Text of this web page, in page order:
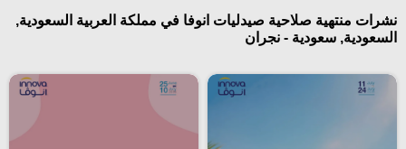
نشرات منتهية صلاحية صيدليات انوفا في مملكة العربية السعودية,
السعودية, سعودية - نجران